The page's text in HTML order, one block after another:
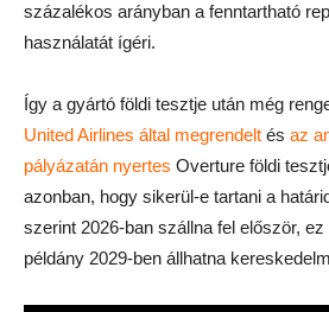
százalékos arányban a fenntartható
használatát ígéri.
Így a gyártó földi tesztje után még
United Airlines által megrendelt és az
pályázatán nyertes Overture földi
azonban, hogy sikerül-e tartani a
szerint 2026-ban szállna fel először,
példány 2029-ben állhatna